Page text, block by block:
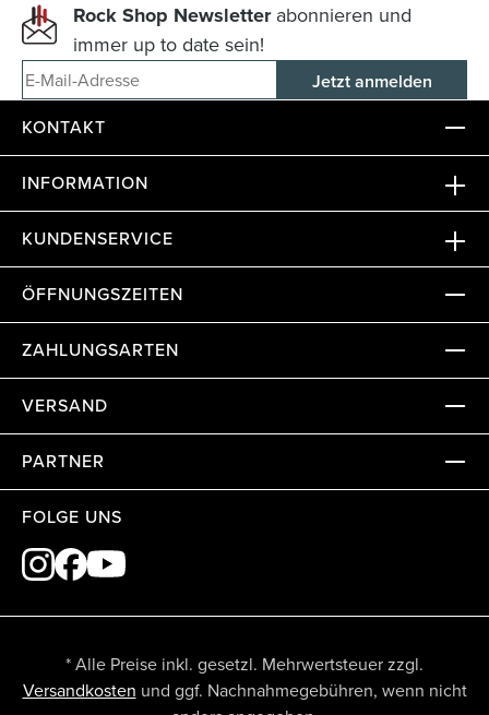
Rock Shop Newsletterabonnieren und
immer up to date sein!
E-Mail-Adresse
KONTAKT
INFORMATION
KUNDENSERVICE
ÖFFNUNGSZEITEN
ZAHLUNGSARTEN
VERSAND
PARTNER
FOLGE UNS
* Alle Preise inkl. gesetzl. Mehrwertsteuer zzgl.
Versandkosten und ggf. Nachnahmegebühren, wenn nicht